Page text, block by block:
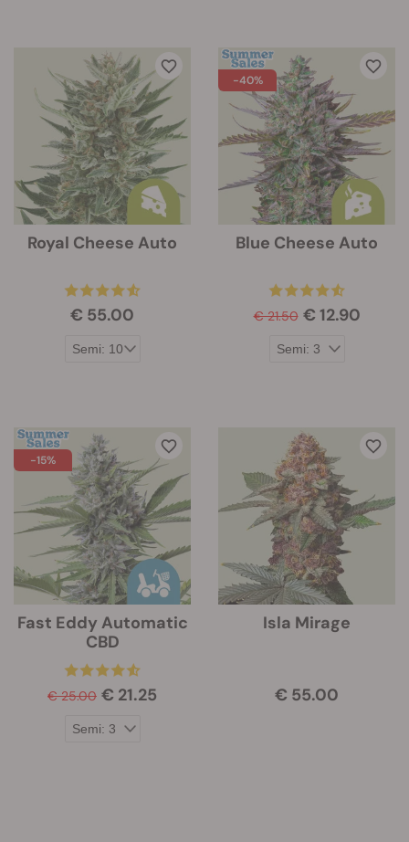
Royal Cheese Auto
€ 55.00
-40%
Blue Cheese Auto
€ 21.50 € 12.90
-15%
Fast Eddy Automatic
CBD
€ 25.00 € 21.25
Isla Mirage
€ 55.00